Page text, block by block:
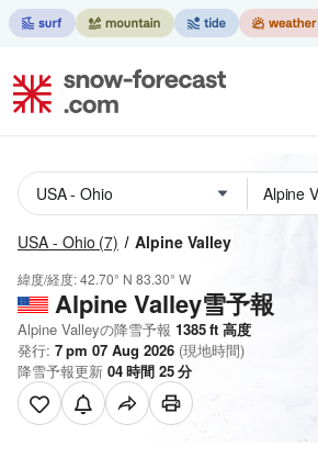
USA - Ohio (7) Alpine Valley
緯度/経度:42.70° N 83.30° W
Alpine Valley雪予報
Alpine Valleyの降雪予報 1385ft 高度
発行: 7 pm 07 Aug 2026 (現地時間)
降雪予報更新 04時間 25分